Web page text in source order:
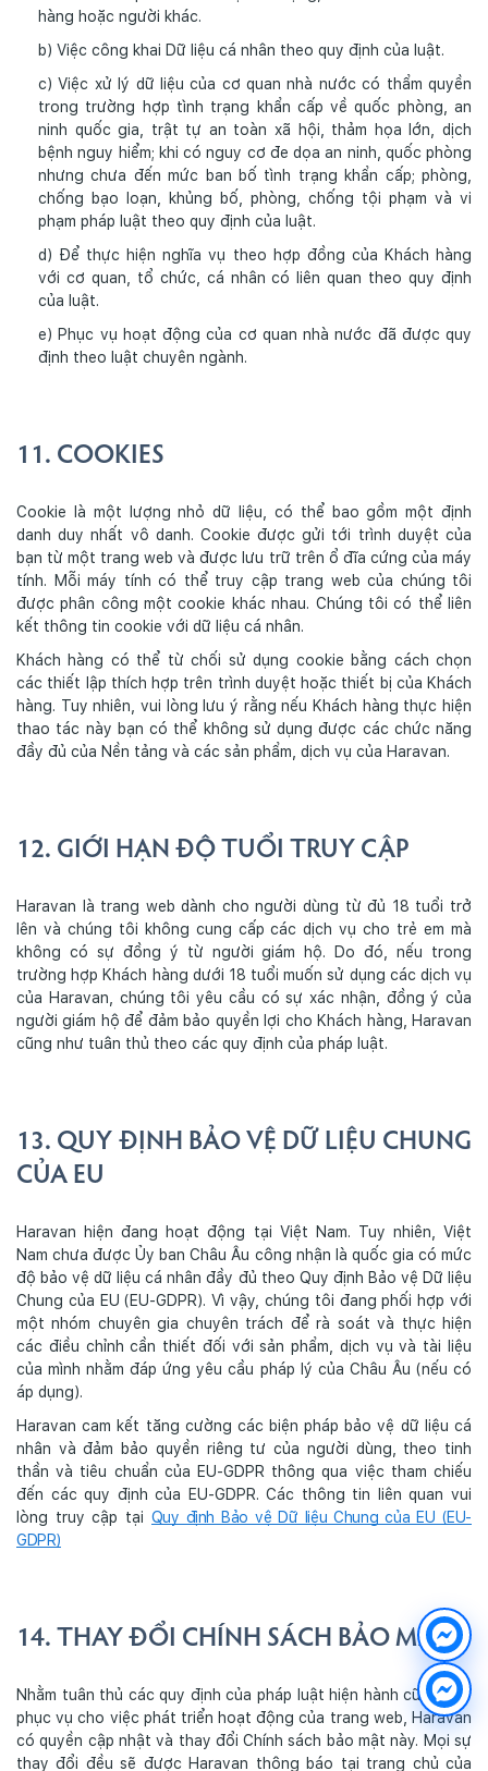
hàng hoặc người khác.
b) Việc công khai Dữ liệu cá nhân theo quy định của luật.
c) Việc xử lý dữ liệu của cơ quan nhà nước có thẩm quyền
trong trường hợp tình trạng khẩn cấp về quốc phòng, an
ninh quốc gia, trật tự an toàn xã hội, thảm họa lớn, dịch
bệnh nguy hiểm; khi có nguy cơ đe dọa an ninh, quốc phòng
nhưng chưa đến mức ban bố tình trạng khẩn cấp; phòng,
chống bạo loạn, khủng bố, phòng, chống tội phạm và vi
phạm pháp luật theo quy định của luật.
d) Để thực hiện nghĩa vụ theo hợp đồng của Khách hàng
với cơ quan, tổ chức, cá nhân có liên quan theo quy định
của luật.
e) Phục vụ hoạt động của cơ quan nhà nước đã được quy
định theo luật chuyên ngành.
11. COOKIES
Cookie là một lượng nhỏ dữ liệu, có thể bao gồm một định
danh duy nhất vô danh. Cookie được gửi tới trình duyệt của
bạn từ một trang web và được lưu trữ trên ổ đĩa cứng của máy
tính. Mỗi máy tính có thể truy cập trang web của chúng tôi
được phân công một cookie khác nhau. Chúng tôi có thể liên
kết thông tin cookie với dữ liệu cá nhân.
Khách hàng có thể từ chối sử dụng cookie bằng cách chọn
các thiết lập thích hợp trên trình duyệt hoặc thiết bị của Khách
hàng. Tuy nhiên, vui lòng lưu ý rằng nếu Khách hàng thực hiện
thao tác này bạn có thể không sử dụng được các chức năng
đầy đủ của Nền tảng và các sản phẩm, dịch vụ của Haravan.
12. GIỚI HẠN ĐỘ TUỔI TRUY CẬP
Haravan là trang web dành cho người dùng từ đủ 18 tuổi trở
lên và chúng tôi không cung cấp các dịch vụ cho trẻ em mà
không có sự đồng ý từ người giám hộ. Do đó, nếu trong
trường hợp Khách hàng dưới 18 tuổi muốn sử dụng các dịch vụ
của Haravan, chúng tôi yêu cầu có sự xác nhận, đồng ý của
người giám hộ để đảm bảo quyền lợi cho Khách hàng, Haravan
cũng như tuân thủ theo các quy định của pháp luật.
13. QUY ĐỊNH BẢO VỆ DỮ LIỆU CHUNG
CỦA EU
Haravan hiện đang hoạt động tại Việt Nam. Tuy nhiên, Việt
Nam chưa được Ủy ban Châu Âu công nhận là quốc gia có mức
độ bảo vệ dữ liệu cá nhân đầy đủ theo Quy định Bảo vệ Dữ liệu
Chung của EU (EU-GDPR). Vì vậy, chúng tôi đang phối hợp với
một nhóm chuyên gia chuyên trách để rà soát và thực hiện
các điều chỉnh cần thiết đối với sản phẩm, dịch vụ và tài liệu
của mình nhằm đáp ứng yêu cầu pháp lý của Châu Âu (nếu có
áp dụng).
Haravan cam kết tăng cường các biện pháp bảo vệ dữ liệu cá
nhân và đảm bảo quyền riêng tư của người dùng, theo tinh
thần và tiêu chuẩn của EU-GDPR thông qua việc tham chiếu
đến các quy định của EU-GDPR. Các thông tin liên quan vui
lòng truy cập tại Quy định Bảo vệ Dữ liệu Chung của EU (EU-
GDPR)
14. THAY ĐỔI CHÍNH SÁCH BẢO MẬT
Nhằm tuân thủ các quy định của pháp luật hiện hành cũng như
phục vụ cho việc phát triển hoạt động của trang web, Haravan
có quyền cập nhật và thay đổi Chính sách bảo mật này. Mọi sự
thay đổi đều sẽ được Haravan thông báo tại trang chủ của